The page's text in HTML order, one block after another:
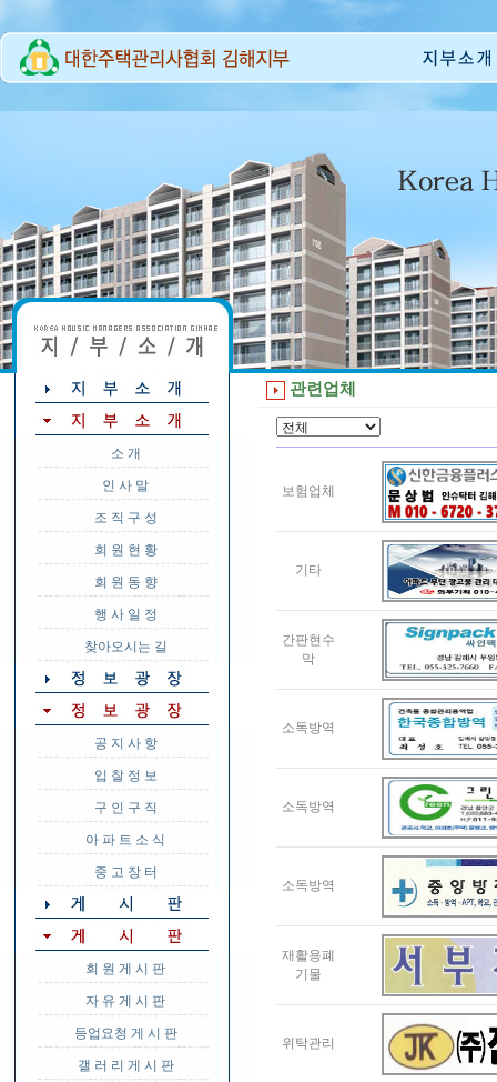
소 개
인 사 말
조 직 구 성
회 원 현 황
회 원 동 향
행 사 일 정
찾아오시는 길
공 지 사 항
입 찰 정 보
구 인 구 직
아 파 트 소 식
중 고 장 터
회 원 게 시 판
자 유 게 시 판
등업요청 게 시 판
갤 러 리 게 시 판
관련업체
보험업체
기타
간판현수
막
소독방역
소독방역
소독방역
재활용폐
기물
위탁관리